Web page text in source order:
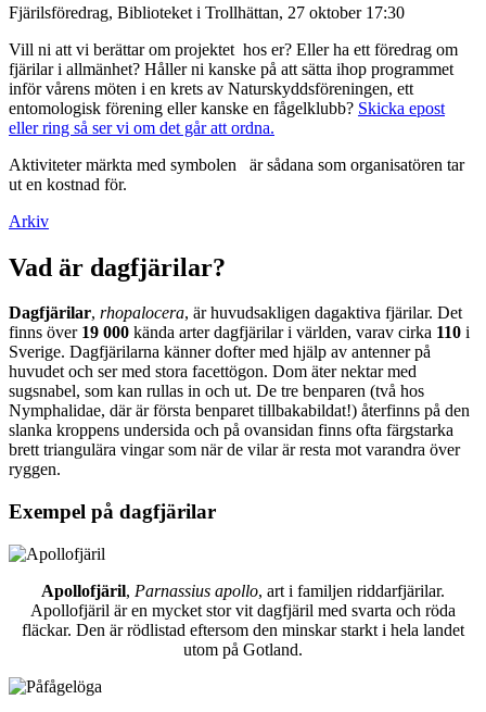
Fjärilsföredrag, Biblioteket i Trollhättan, 27 oktober 17:30
Vill ni att vi berättar om projektet hos er? Eller ha ett föredrag om
fjärilar i allmänhet? Håller ni kanske på att sätta ihop programmet
inför vårens möten i en krets av Naturskyddsföreningen, ett
entomologisk förening eller kanske en fågelklubb? Skicka epost
eller ring så ser vi om det går att ordna.
Aktiviteter märkta med symbolen
är sådana som organisatören tar
ut en kostnad för.
Arkiv
Vad är dagfjärilar?
Dagfjärilar, rhopalocera, är huvudsakligen dagaktiva fjärilar. Det
finns över 19 000 kända arter dagfjärilar i världen, varav cirka 110 i
Sverige. Dagfjärilarna känner dofter med hjälp av antenner på
huvudet och ser med stora facettögon. Dom äter nektar med
sugsnabel, som kan rullas in och ut. De tre benparen (två hos
Nymphalidae, där är första benparet tillbakabildat!) återfinns på den
slanka kroppens undersida och på ovansidan finns ofta färgstarka
brett triangulära vingar som när de vilar är resta mot varandra över
ryggen.
Exempel på dagfjärilar
Apollofjäril, Parnassius apollo, art i familjen riddarfjärilar.
Apollofjäril är en mycket stor vit dagfjäril med svarta och röda
fläckar. Den är rödlistad eftersom den minskar starkt i hela landet
utom på Gotland.